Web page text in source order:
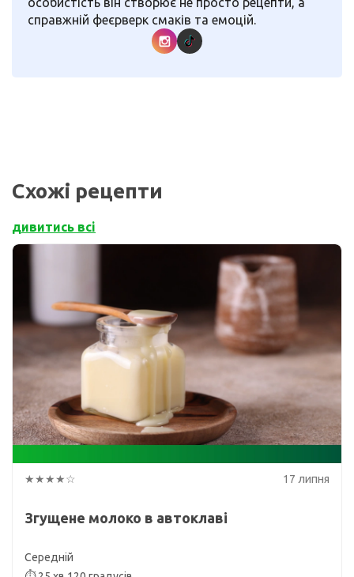
справжній феєрверк смаків та емоцій.
Схожі рецепти
дивитись всі
★★★★☆ 17 липня
Згущене молоко в автоклаві
Середній